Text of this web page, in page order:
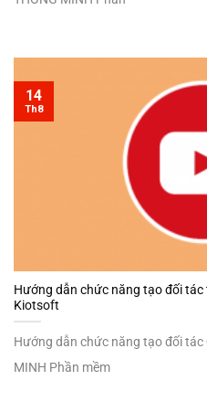
Hướng dẫn chức năng tạo đối
Kiotsoft
Hướng dẫn chức năng tạo đối tác
MINH Phần mềm
14
Th8